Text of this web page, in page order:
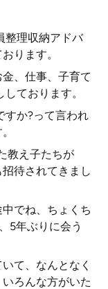
整理収納アドバ
ります。
、仕事、子育て
ております。
すか?って言われ
教え子たちが
待されてきまし
でね、ちょくち
5年ぶりに会う
て、なんとなく
ろんな方がいた